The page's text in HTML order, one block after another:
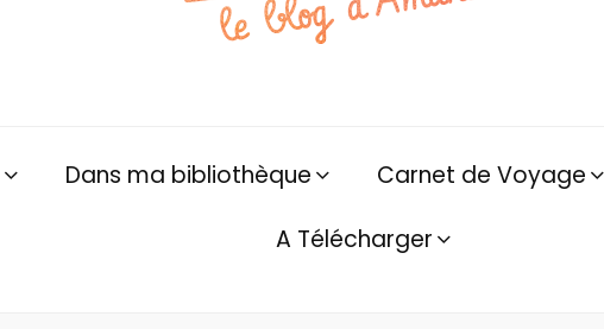
Dans ma bibliothèque Carnet de Voyage
A Télécharger